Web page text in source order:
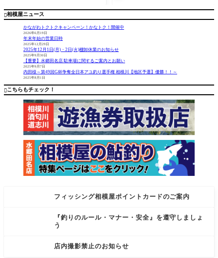
相模屋ニュース
かながわトクトクキャンペーン！かなトク！開催中
2026年6月19日
年末年始の営業日時
2025年12月29日
2025年12月1日(月)・2日(火)棚卸休業のお知らせ
2025年9月30日
【重要】水郷田名店 駐車場に関するご案内とお願い
2025年9月7日
内田様～第49回G杯争奪全日本アユ釣り選手権 相模川【地区予選】優勝！！～
2025年8月1日
こちらもチェック！
フィッシング相模屋ポイントカードのご案内
『釣りのルール・マナー・安全』を遵守しましょ
う
店内撮影禁止のお知らせ
が『Cue
ル』とし
て復活！
スペシャ
しまし
はトーナ
御用達っ
て感じで
でした。
今回はGハ
ます。 当
ぜひお問
い合わ